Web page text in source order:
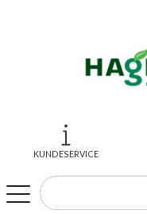
KUNDESERVICE